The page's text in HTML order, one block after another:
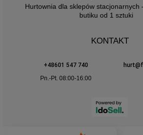
Hurtownia dla sklepów stacjonarnych
butiku od 1 sztuki
KONTAKT
+48601 547 740
Pn.-Pt. 08:00-16:00